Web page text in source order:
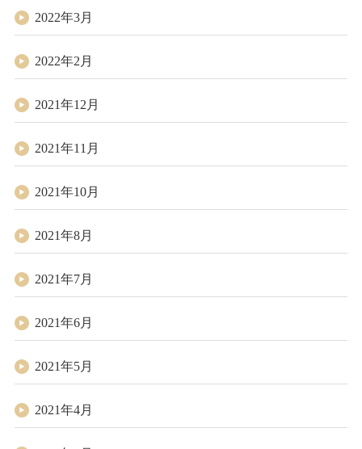
2022年3月
2022年2月
2021年12月
2021年11月
2021年10月
2021年8月
2021年7月
2021年6月
2021年5月
2021年4月